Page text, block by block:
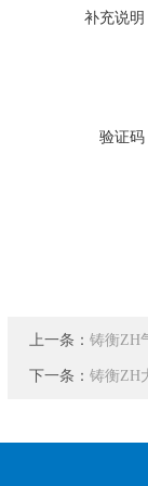
补充说明
验证码
上一条： 铸衡ZH
下一条： 铸衡ZH